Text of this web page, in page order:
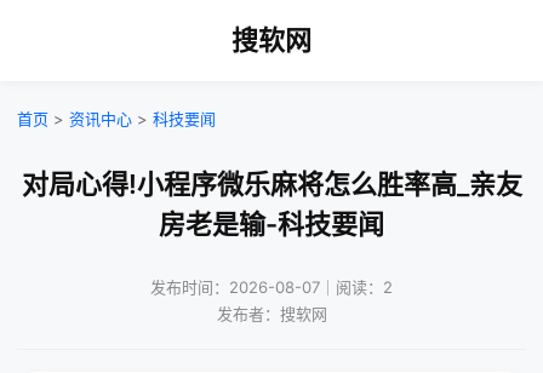
搜软网
首页 > 资讯中心 > 科技要闻
对局心得!小程序微乐麻将怎么胜率高_亲友
房老是输-科技要闻
发布时间：2026-08-07｜阅读：2
发布者：搜软网